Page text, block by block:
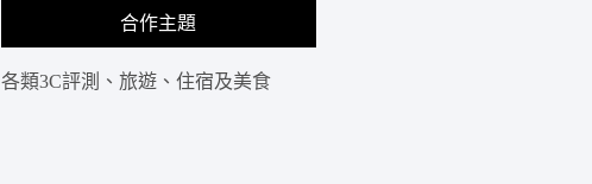
合作主題
各類3C評測、旅遊、住宿及美食